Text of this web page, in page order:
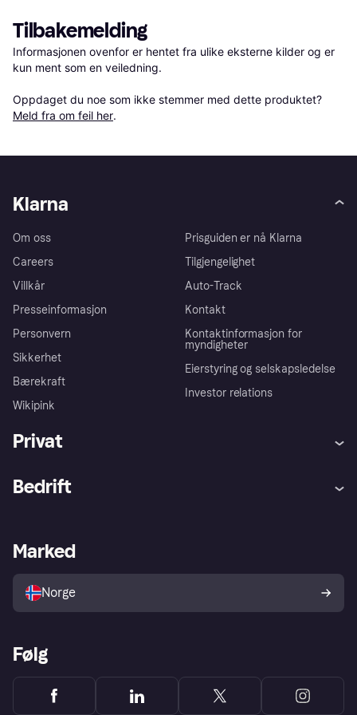
Tilbakemelding
Informasjonen ovenfor er hentet fra ulike eksterne kilder og er
kun ment som en veiledning.
Oppdaget du noe som ikke stemmer med dette produktet?
Meld fra om feil her.
Klarna
Om oss
Careers
Villkår
Presseinformasjon
Personvern
Sikkerhet
Bærekraft
Wikipink
Prisguiden er nå Klarna
Tilgjengelighet
Auto-Track
Kontakt
Kontaktinformasjon for
myndigheter
Eierstyring og selskapsledelse
Investor relations
Privat
Utforsk butikker
Bedrift
Merchant portal
Marked
Norge
Følg